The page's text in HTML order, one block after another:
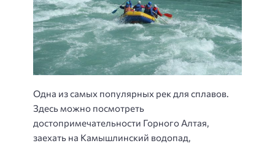
Одна из самых популярных рек для сплавов.
Здесь можно посмотреть
достопримечательности Горного Алтая,
заехать на Камышлинский водопад,